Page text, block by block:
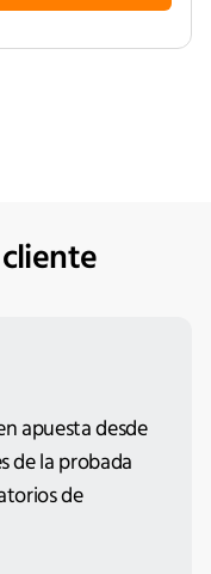
apuesta desde
de la probada
de